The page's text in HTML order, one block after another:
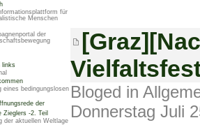
für
Menschen
der
links
eines bedingungslosen
der
Zieglers -2. Teil
der aktuellen Weltlage
Bloged in
Donnerstag Juli